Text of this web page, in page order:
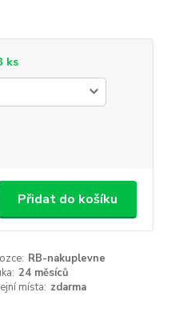
ks
Přidat do košíku
RB-nakuplevne
24 měsíců
místa: zdarma